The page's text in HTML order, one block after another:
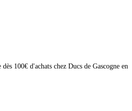
100€ d'achats chez Ducs de Gascogne en